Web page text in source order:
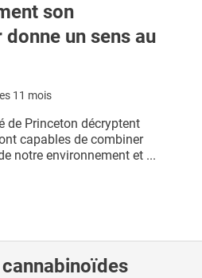
son
un sens au
11 mois
de Princeton décryptent
capables de combiner
notre environnement et ...